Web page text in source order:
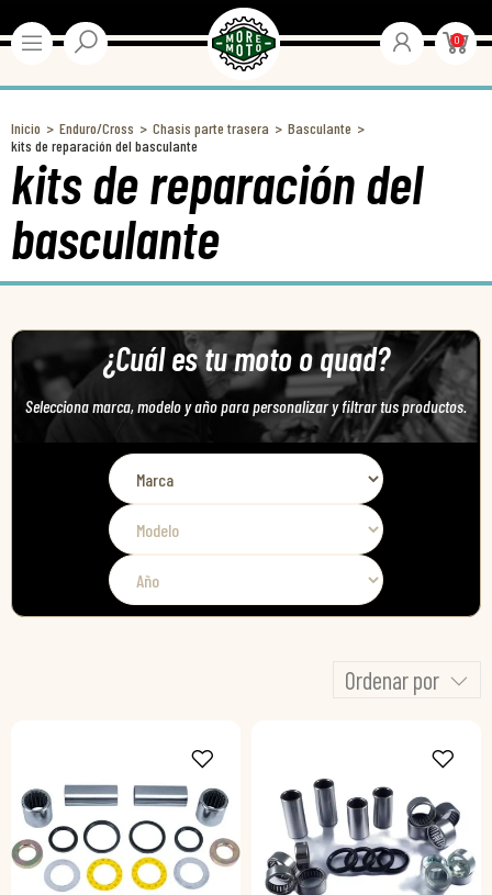
0
Inicio Enduro/Cross Chasis parte trasera
Basculante
kits de reparación del basculante
kits de reparación del
basculante
¿Cuál es tu moto o quad?
Selecciona marca, modelo y año para personalizar y filtrar tus productos.
Ordenar por